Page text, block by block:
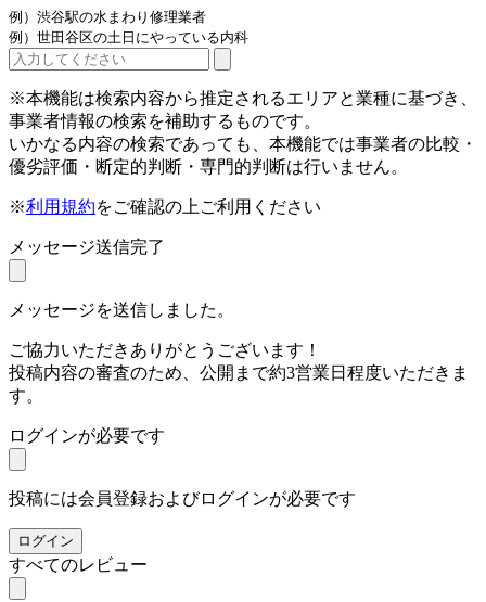
例）渋谷駅の水まわり修理業者
例）世田谷区の土日にやっている内科
※本機能は検索内容から推定されるエリアと業種に基づき、
事業者情報の検索を補助するものです。
いかなる内容の検索であっても、本機能では事業者の比較・
優劣評価・断定的判断・専門的判断は行いません。
※利用規約をご確認の上ご利用ください
メッセージ送信完了
メッセージを送信しました。
ご協力いただきありがとうございます！
投稿内容の審査のため、公開まで約3営業日程度いただきま
す。
ログインが必要です
投稿には会員登録およびログインが必要です
ログイン
すべてのレビュー